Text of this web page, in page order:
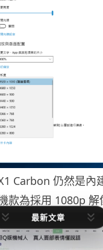
Carbon 仍然是內
款為採用 1080p 解
最新文章